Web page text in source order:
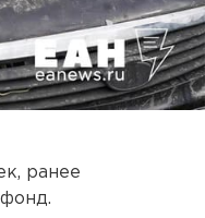
ранее